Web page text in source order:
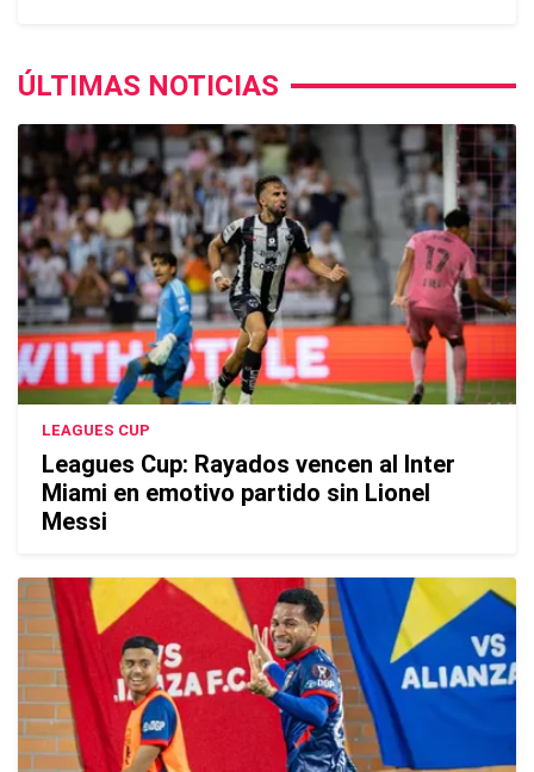
ÚLTIMAS NOTICIAS
LEAGUES CUP
Leagues Cup: Rayados vencen al Inter
Miami en emotivo partido sin Lionel
Messi